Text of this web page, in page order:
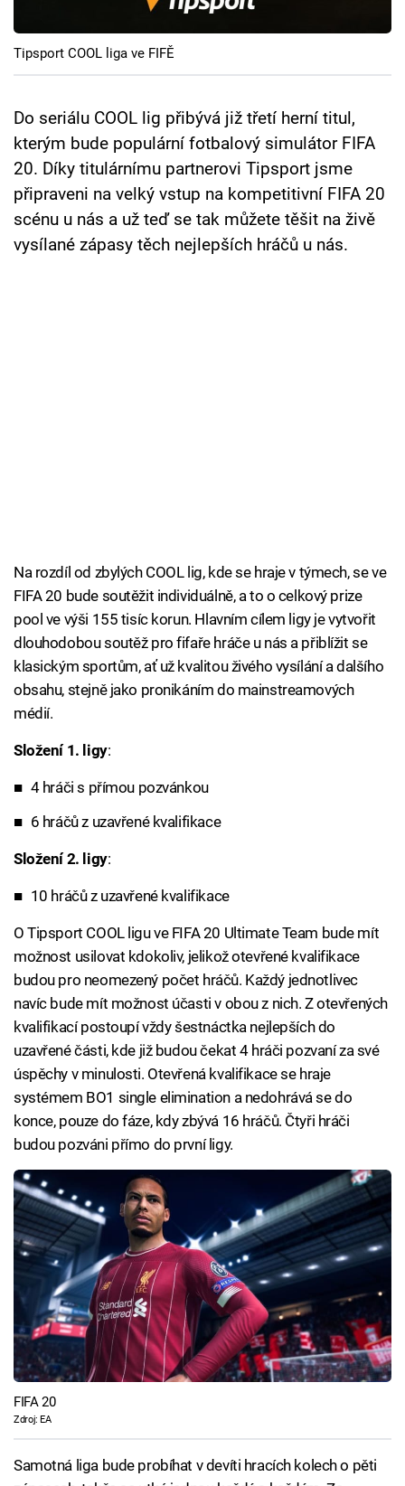
Pořady
TV Program
Sledujte prima+
Tipsport COOL liga ve FIFĚ
Do seriálu COOL lig přibývá již třetí herní titul,
kterým bude populární fotbalový simulátor FIFA
20. Díky titulárnímu partnerovi Tipsport jsme
připraveni na velký vstup na kompetitivní FIFA 20
scénu u nás a už teď se tak můžete těšit na živě
vysílané zápasy těch nejlepších hráčů u nás.
Na rozdíl od zbylých COOL lig, kde se hraje v týmech, se ve
FIFA 20 bude soutěžit individuálně, a to o celkový prize
pool ve výši 155 tisíc korun. Hlavním cílem ligy je vytvořit
dlouhodobou soutěž pro fifaře hráče u nás a přiblížit se
klasickým sportům, ať už kvalitou živého vysílání a dalšího
obsahu, stejně jako pronikáním do mainstreamových
médií.
Složení 1. ligy:
4 hráči s přímou pozvánkou
6 hráčů z uzavřené kvalifikace
Složení 2. ligy:
10 hráčů z uzavřené kvalifikace
O Tipsport COOL ligu ve FIFA 20 Ultimate Team bude mít
možnost usilovat kdokoliv, jelikož otevřené kvalifikace
budou pro neomezený počet hráčů. Každý jednotlivec
navíc bude mít možnost účasti v obou z nich. Z otevřených
kvalifikací postoupí vždy šestnáctka nejlepších do
uzavřené části, kde již budou čekat 4 hráči pozvaní za své
úspěchy v minulosti. Otevřená kvalifikace se hraje
systémem BO1 single elimination a nedohrává se do
konce, pouze do fáze, kdy zbývá 16 hráčů. Čtyři hráči
budou pozváni přímo do první ligy.
FIFA 20
Zdroj: EA
Samotná liga bude probíhat v devíti hracích kolech o pěti